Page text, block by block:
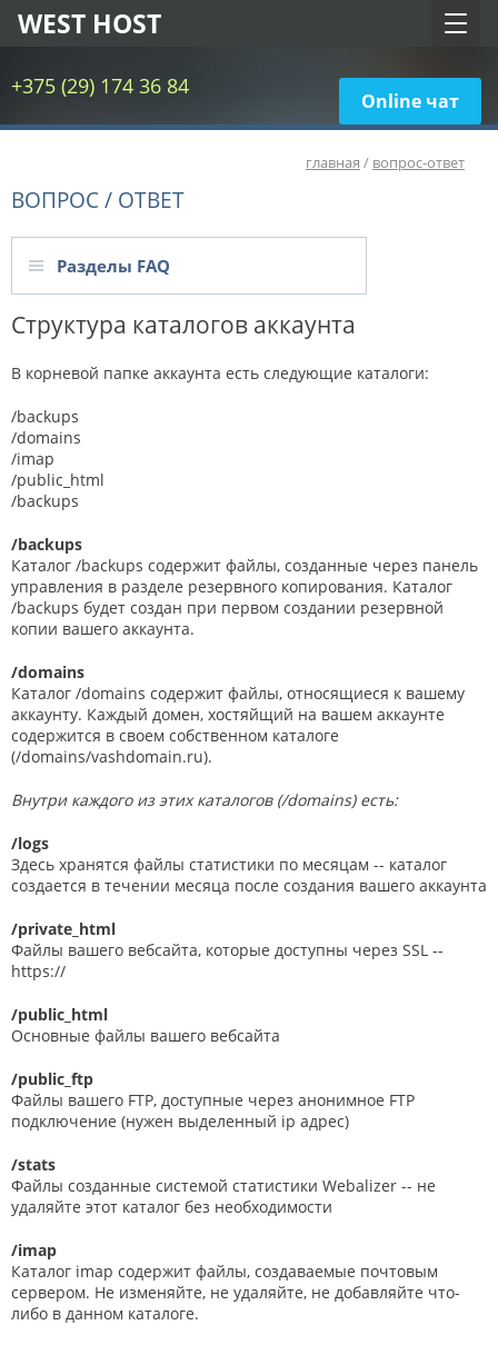
+375 (29) 174 36 84
Online чат
WEST HOST
главная / вопрос-ответ
ВОПРОС / ОТВЕТ
Разделы FAQ
Структура каталогов аккаунта
В корневой папке аккаунта есть следующие каталоги:
/backups
/domains
/imap
/public_html
/backups
/backups
Каталог /backups содержит файлы, созданные через панель
управления в разделе резервного копирования. Каталог
/backups будет создан при первом создании резервной
копии вашего аккаунта.
/domains
Каталог /domains содержит файлы, относящиеся к вашему
аккаунту. Каждый домен, хостяйщий на вашем аккаунте
содержится в своем собственном каталоге
(/domains/vashdomain.ru).
Внутри каждого из этих каталогов (/domains) есть:
/logs
Здесь хранятся файлы статистики по месяцам -- каталог
создается в течении месяца после создания вашего аккаунта
/private_html
Файлы вашего вебсайта, которые доступны через SSL --
https://
/public_html
Основные файлы вашего вебсайта
/public_ftp
Файлы вашего FTP, доступные через анонимное FTP
подключение (нужен выделенный ip адрес)
/stats
Файлы созданные системой статистики Webalizer -- не
удаляйте этот каталог без необходимости
/imap
Каталог imap содержит файлы, создаваемые почтовым
сервером. Не изменяйте, не удаляйте, не добавляйте что-
либо в данном каталоге.